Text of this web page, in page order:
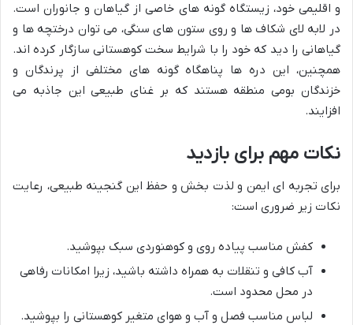
و اقلیمی خود، زیستگاه گونه های خاصی از گیاهان و جانوران است.
در لابه لای شکاف ها و روی ستون های سنگی، می توان درختچه ها و
گیاهانی را دید که خود را با شرایط سخت کوهستانی سازگار کرده اند.
همچنین، این دره ها پناهگاه گونه های مختلفی از پرندگان و
خزندگان بومی منطقه هستند که بر غنای طبیعی این جاذبه می
افزایند.
نکات مهم برای بازدید
برای تجربه ای ایمن و لذت بخش و حفظ این گنجینه طبیعی، رعایت
نکات زیر ضروری است:
کفش مناسب پیاده روی و کوهنوردی سبک بپوشید.
آب کافی و تنقلات به همراه داشته باشید، زیرا امکانات رفاهی
در محل محدود است.
لباس مناسب فصل و آب و هوای متغیر کوهستانی را بپوشید.